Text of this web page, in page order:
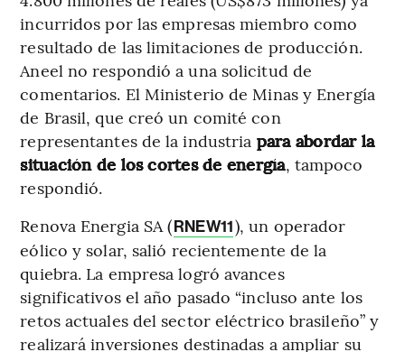
incurridos por las empresas miembro como
resultado de las limitaciones de producción.
Aneel no respondió a una solicitud de
comentarios. El Ministerio de Minas y Energía
de Brasil, que creó un comité con
representantes de la industria para abordar la
situación de los cortes de energía, tampoco
respondió.
Renova Energia SA (RNEW11), un operador
eólico y solar, salió recientemente de la
quiebra. La empresa logró avances
significativos el año pasado “incluso ante los
retos actuales del sector eléctrico brasileño” y
realizará inversiones destinadas a ampliar su